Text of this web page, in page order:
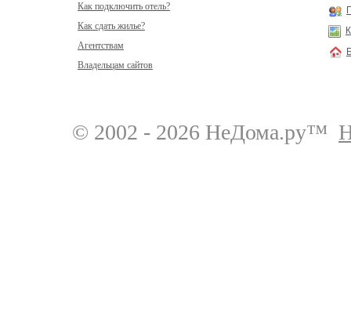
Как подключить отель?
Как сдать жилье?
Агентствам
Владельцам сайтов
© 2002 - 2026 НеДома.ру™